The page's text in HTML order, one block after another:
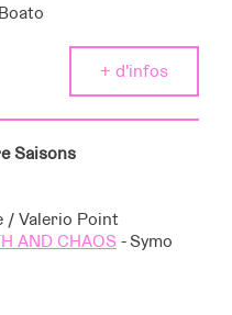
+ d'infos
Saisons
/ Valerio Point
AND CHAOS- Symo